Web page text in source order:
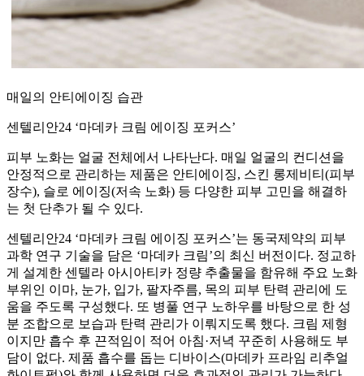
매일의 안티에이징 습관
센텔리안24 ‘마데카 크림 에이징 포커스’
피부 노화는 얼굴 전체에서 나타난다. 매일 얼굴의 컨디션을
안정적으로 관리하는 제품은 안티에이징, 스킨 롱제비티(피부
장수), 슬로 에이징(저속 노화) 등 다양한 피부 고민을 해결하
는 첫 단추가 될 수 있다.
센텔리안24 ‘마데카 크림 에이징 포커스’는 동국제약의 피부
과학 연구 기술을 담은 ‘마데카 크림’의 최신 버전이다. 정교하
게 설계한 센텔라 아시아티카 정량 추출물을 함유해 주요 노화
부위인 이마, 눈가, 입가, 팔자주름, 목의 피부 탄력 관리에 도
움을 주도록 구성했다. 또 병풀 연구 노하우를 바탕으로 한 성
분 조합으로 보습과 탄력 관리가 이뤄지도록 했다. 크림 제형
이지만 흡수 후 끈적임이 적어 아침·저녁 꾸준히 사용해도 부
담이 없다. 제품 흡수를 돕는 디바이스(마데카 프라임 리추얼